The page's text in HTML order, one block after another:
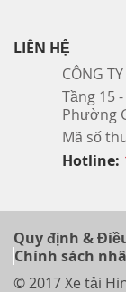
LIÊN HỆ
CÔNG
Tầng 15
Phường
Mã số
Hotline:
Quy định &
Chính sách
© 2017 Xe tải